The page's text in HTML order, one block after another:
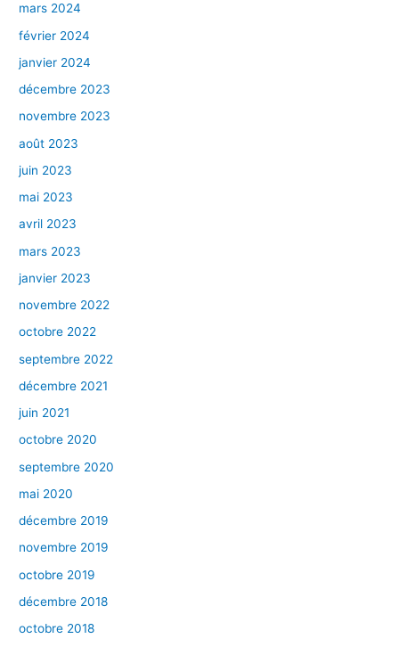
mars 2024
février 2024
janvier 2024
décembre 2023
novembre 2023
août 2023
juin 2023
mai 2023
avril 2023
mars 2023
janvier 2023
novembre 2022
octobre 2022
septembre 2022
décembre 2021
juin 2021
octobre 2020
septembre 2020
mai 2020
décembre 2019
novembre 2019
octobre 2019
décembre 2018
octobre 2018